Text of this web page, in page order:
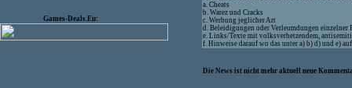
Games-Deals.Eu:
a. Cheats
b. Warez und Cracks
c. Werbung jeglicher Art
d. Beleidigungen oder Verleumdungen einzelner
e. Links/Texte mit volksverhetzendem,
f. Hinweise darauf wo das unter a) b) d) und e)
Die News ist nicht mehr aktuell neue